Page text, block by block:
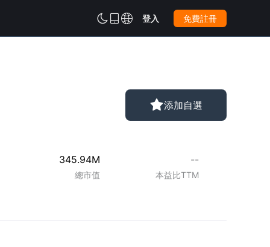
 登入 免費註冊
添加自選
345.94M
總市值
--
本益比TTM